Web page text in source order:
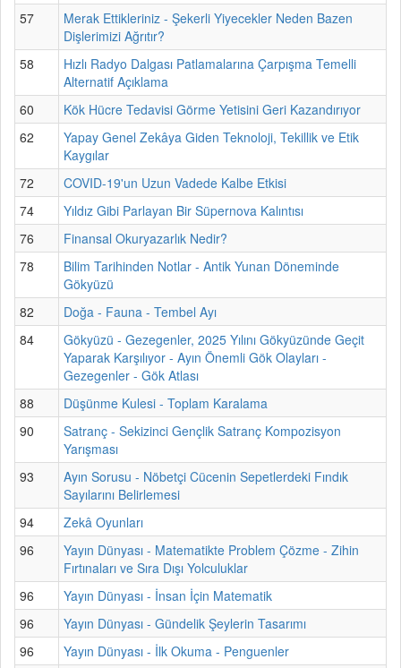
57
Merak Ettikleriniz - Şekerli Yiyecekler Neden Bazen
Dişlerimizi Ağrıtır?
58
Hızlı Radyo Dalgası Patlamalarına Çarpışma Temelli
Alternatif Açıklama
60
Kök Hücre Tedavisi Görme Yetisini Geri Kazandırıyor
62
Yapay Genel Zekâya Giden Teknoloji, Tekillik ve Etik
Kaygılar
72
COVID-19'un Uzun Vadede Kalbe Etkisi
74
Yıldız Gibi Parlayan Bir Süpernova Kalıntısı
76
Finansal Okuryazarlık Nedir?
78
Bilim Tarihinden Notlar - Antik Yunan Döneminde
Gökyüzü
82
Doğa - Fauna - Tembel Ayı
84
Gökyüzü - Gezegenler, 2025 Yılını Gökyüzünde Geçit
Yaparak Karşılıyor - Ayın Önemli Gök Olayları -
Gezegenler - Gök Atlası
88
Düşünme Kulesi - Toplam Karalama
90
Satranç - Sekizinci Gençlik Satranç Kompozisyon
Yarışması
93
Ayın Sorusu - Nöbetçi Cücenin Sepetlerdeki Fındık
Sayılarını Belirlemesi
94
Zekâ Oyunları
96
Yayın Dünyası - Matematikte Problem Çözme - Zihin
Fırtınaları ve Sıra Dışı Yolculuklar
96
Yayın Dünyası - İnsan İçin Matematik
96
Yayın Dünyası - Gündelik Şeylerin Tasarımı
96
Yayın Dünyası - İlk Okuma - Penguenler